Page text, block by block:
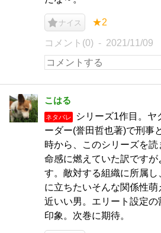
ナイス ★2
コメント(0) 2021/11/09
こはる
ネタバレ
シリーズ1作目。ヤ
ーダー(誉田哲也著)で刑事
時から、このシリーズを
命感に燃えていた訳です
す。敵対する組織に所属
に立ちたいそんな関係性
近いい男。エリート設定
印象。次巻に期待。